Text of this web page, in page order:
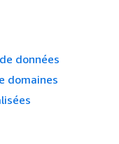
données
domaines